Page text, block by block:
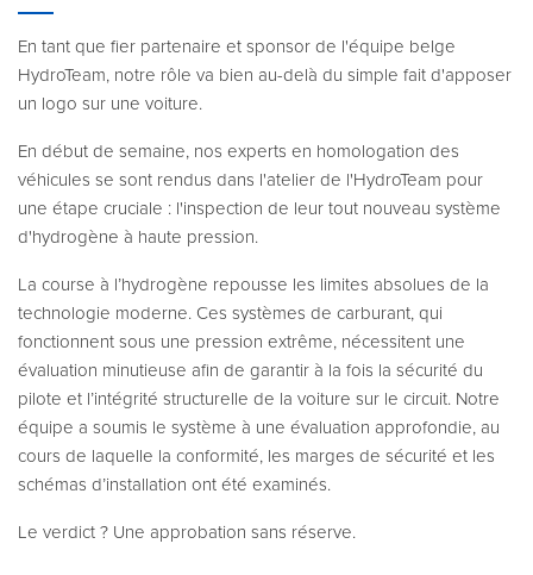
En tant que fier partenaire et sponsor de l'équipe belge
HydroTeam, notre rôle va bien au-delà du simple fait d'apposer
un logo sur une voiture.
En début de semaine, nos experts en homologation des
véhicules se sont rendus dans l'atelier de l'HydroTeam pour
une étape cruciale : l'inspection de leur tout nouveau système
d'hydrogène à haute pression.
La course à l’hydrogène repousse les limites absolues de la
technologie moderne. Ces systèmes de carburant, qui
fonctionnent sous une pression extrême, nécessitent une
évaluation minutieuse afin de garantir à la fois la sécurité du
pilote et l’intégrité structurelle de la voiture sur le circuit. Notre
équipe a soumis le système à une évaluation approfondie, au
cours de laquelle la conformité, les marges de sécurité et les
schémas d’installation ont été examinés.
Le verdict ? Une approbation sans réserve.